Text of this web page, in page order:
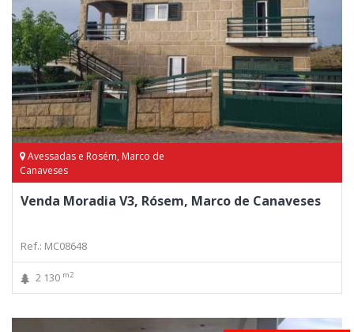
Avessadas e Rosém, Marco de
Canaveses
Venda Moradia V3, Rósem, Marco de Canaveses
Ref.: MC08648
2 130 m2